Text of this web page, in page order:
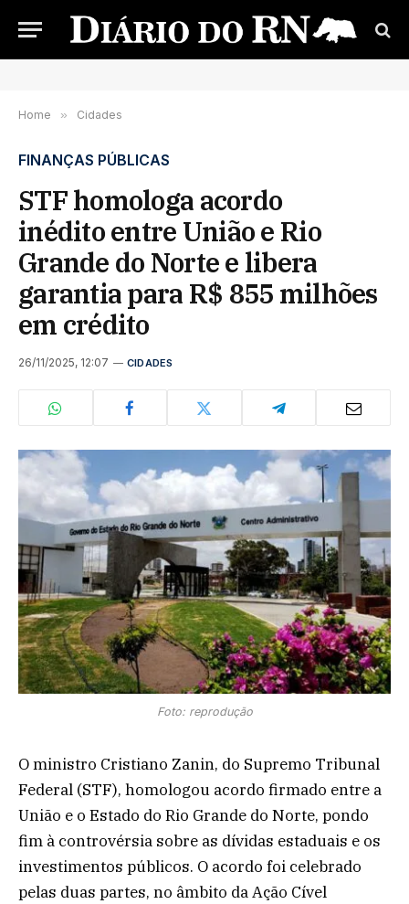
Home » Cidades
FINANÇAS PÚBLICAS
STF homologa acordo
inédito entre União e Rio
Grande do Norte e libera
garantia para R$ 855 milhões
em crédito
26/11/2025, 12:07 CIDADES
Foto: reprodução
O ministro Cristiano Zanin, do Supremo Tribunal
Federal (STF), homologou acordo firmado entre a
União e o Estado do Rio Grande do Norte, pondo
fim à controvérsia sobre as dívidas estaduais e os
investimentos públicos. O acordo foi celebrado
pelas duas partes, no âmbito da Ação Cível